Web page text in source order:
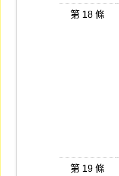
第 18 條
第 19 條